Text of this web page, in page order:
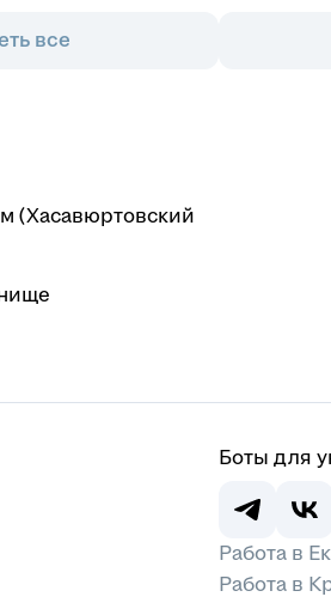
все
(Хасавюртовский
Боты для
Работа в
Работа в